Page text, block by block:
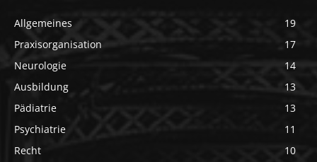
Allgemeines
19
Praxisorganisation
17
Neurologie
14
Ausbildung
13
Pädiatrie
13
Psychiatrie
11
Recht
10